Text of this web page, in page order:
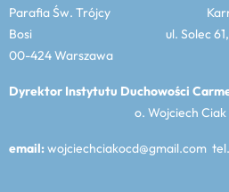
Parafia Św. Trójcy
Bosi ul.
00-424 Warszawa
Dyrektor Instytutu Duchowości
o. Wojciech Ciak
email:wojciechciakocd@gmail.com